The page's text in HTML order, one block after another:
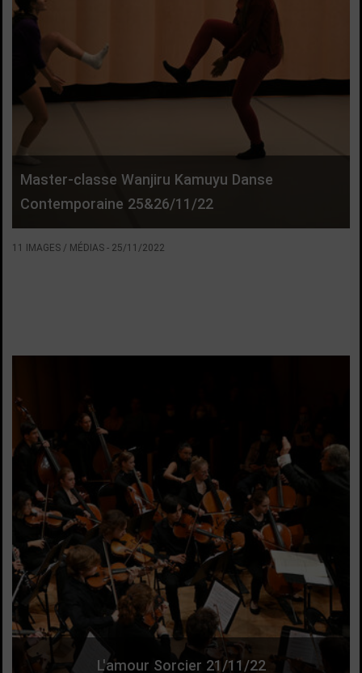
11 IMAGES / MÉDIAS - 25/11/2022
Master-classe Wanjiru Kamuyu Danse
Contemporaine 25&26/11/22
L'amour Sorcier 21/11/22